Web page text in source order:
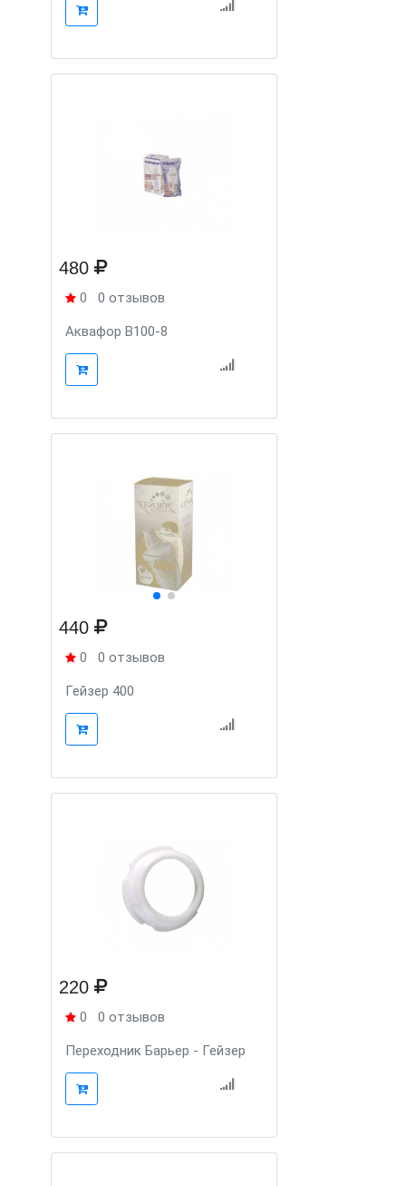
480
0 0 отзывов
Аквафор В100-8
440
0 0 отзывов
Гейзер 400
220
0 0 отзывов
Переходник Барьер - Гейзер